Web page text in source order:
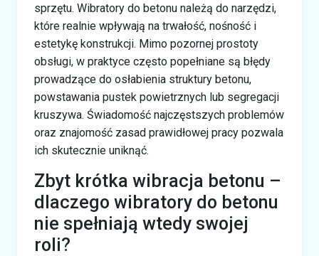
sprzętu. Wibratory do betonu należą do narzędzi,
które realnie wpływają na trwałość, nośność i
estetykę konstrukcji. Mimo pozornej prostoty
obsługi, w praktyce często popełniane są błędy
prowadzące do osłabienia struktury betonu,
powstawania pustek powietrznych lub segregacji
kruszywa. Świadomość najczęstszych problemów
oraz znajomość zasad prawidłowej pracy pozwala
ich skutecznie uniknąć.
Zbyt krótka wibracja betonu –
dlaczego wibratory do betonu
nie spełniają wtedy swojej
roli?